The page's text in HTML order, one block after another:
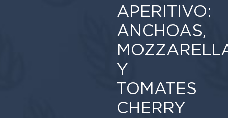
APERITIVO:
ANCHOAS,
Y
TOMATES
CHERRY